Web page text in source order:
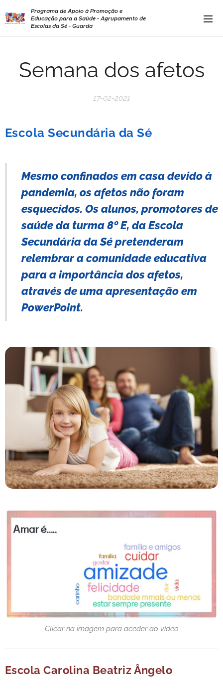
Programa de Apoio à Promoção e
Educação para a Saúde - Agrupamento de
Escolas da Sé - Guarda
Semana dos afetos
17-02-2021
Escola Secundária da Sé
Mesmo confinados em casa devido à
pandemia, os afetos não foram
esquecidos. Os alunos, promotores de
saúde da turma 8º E, da Escola
Secundária da Sé pretenderam
relembrar a comunidade educativa
para a importância dos afetos,
através deumaapresentação em
PowerPoint.
Clicar na imagem para aceder ao vídeo
Escola Carolina Beatriz Ângelo